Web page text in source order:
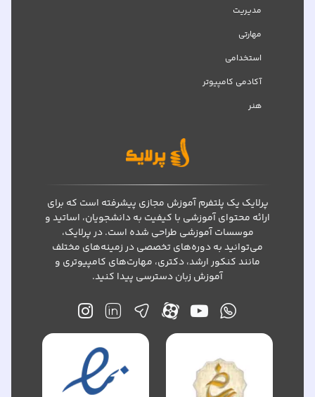
مدیریت
مهارتی
استخدامی
آکادمی کامپیوتر
هنر
پرلایک یک پلتفرم آموزش مجازی پیشرفته است که برای
ارائه محتوای آموزشی با کیفیت به دانشجویان، اساتید و
موسسات آموزشی طراحی شده است. در پرلایک،
می‌توانید به دوره‌های تخصصی در زمینه‌های مختلف
مانند کنکور ارشد، دکتری، مهارت‌های کامپیوتری و
آموزش زبان دسترسی پیدا کنید.